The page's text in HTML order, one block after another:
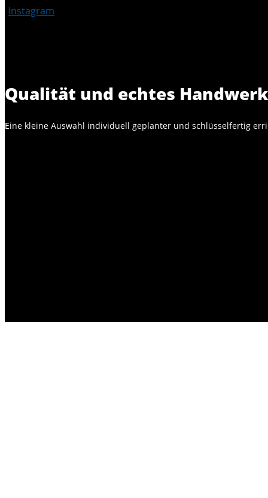
Instagram
Qualität und echtes
Eine kleine Auswahl individuell geplanter und schlüsselfertig